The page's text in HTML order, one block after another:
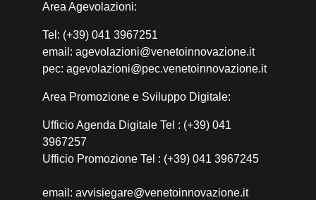
Area Agevolazioni:
Tel: (+39) 041 3967251
email: agevolazioni@venetoinnovazione.it
pec: agevolazioni@pec.venetoinnovazione.it
Area Promozione e Sviluppo Digitale:
Ufficio Agenda Digitale Tel : (+39) 041
3967257
Ufficio Promozione Tel : (+39) 041 3967245
email: avvisiegare@venetoinnovazione.it